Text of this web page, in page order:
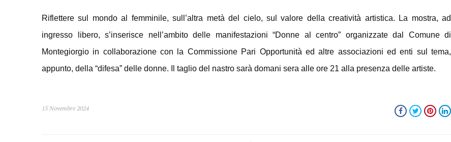
Riflettere sul mondo al femminile, sull’altra metà del cielo, sul valore della creatività artistica. La mostra, ad
ingresso libero, s’inserisce nell’ambito delle manifestazioni “Donne al centro” organizzate dal Comune di
Montegiorgio in collaborazione con la Commissione Pari Opportunità ed altre associazioni ed enti sul tema,
appunto, della “difesa” delle donne. Il taglio del nastro sarà domani sera alle ore 21 alla presenza delle artiste.
15 Novembre 2024